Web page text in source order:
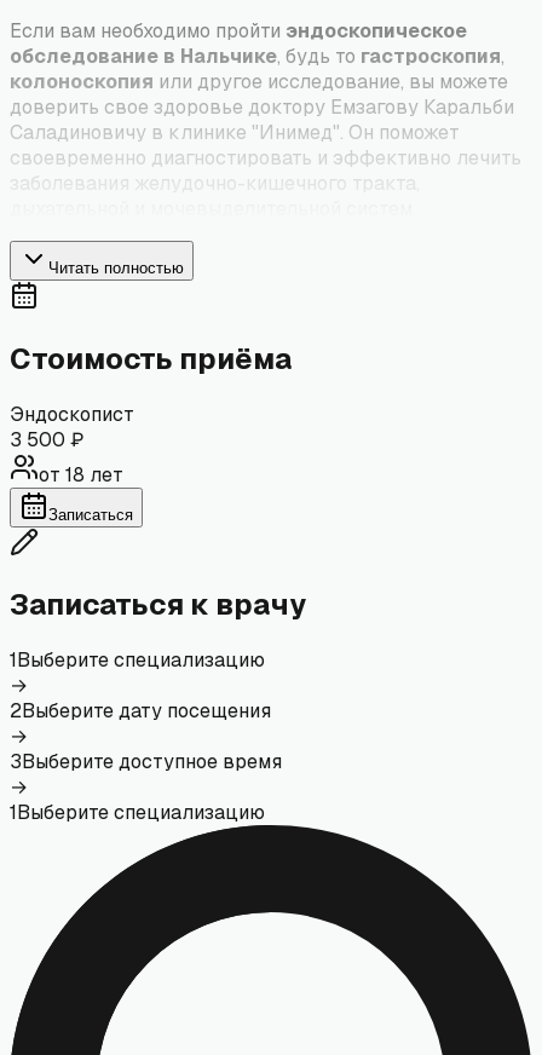
Если вам необходимо пройти эндоскопическое
обследование в Нальчике, будь то гастроскопия,
колоноскопия или другое исследование, вы можете
доверить свое здоровье доктору Емзагову Каральби
Саладиновичу в клинике "Инимед". Он поможет
своевременно диагностировать и эффективно лечить
заболевания желудочно-кишечного тракта,
Читать полностью
Стоимость приёма
Эндоскопист
3 500 ₽
от 18 лет
Записаться
Записаться к врачу
1Выберите специализацию
→
2Выберите дату посещения
→
3Выберите доступное время
→
1Выберите специализацию